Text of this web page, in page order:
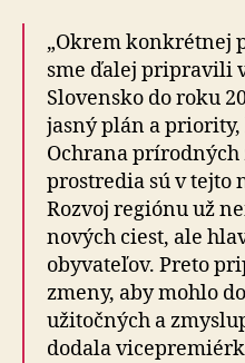
„Okrem konkrétnej
sme ďalej pripravili
Slovensko do roku
jasný plán a priority,
Ochrana
prostredia sú v
Rozvoj regiónu už
nových ciest, ale
obyvateľov. Preto
zmeny, aby mohlo
užitočných a
dodala